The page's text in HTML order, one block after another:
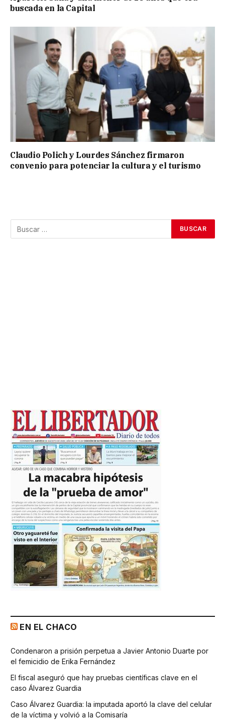
buscada en la Capital
Claudio Polich y Lourdes Sánchez firmaron
convenio para potenciar la cultura y el turismo
EN EL CHACO
Condenaron a prisión perpetua a Javier Antonio Duarte por
el femicidio de Erika Fernández
El fiscal aseguró que hay pruebas científicas clave en el
caso Álvarez Guardia
Caso Álvarez Guardia: la imputada aportó la clave del celular
de la víctima y volvió a la Comisaría